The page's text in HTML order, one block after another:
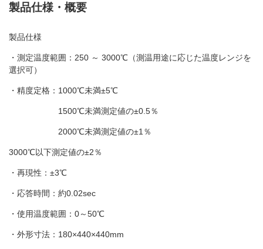
製品仕様・概要
製品仕様
・測定温度範囲：250 ～ 3000℃（測温用途に応じた温度レンジを
選択可）
・精度定格：1000℃未満±5℃
1500℃未満測定値の±0.5％
2000℃未満測定値の±1％
3000℃以下測定値の±2％
・再現性：±3℃
・応答時間：約0.02sec
・使用温度範囲：0～50℃
・外形寸法：180×440×440mm